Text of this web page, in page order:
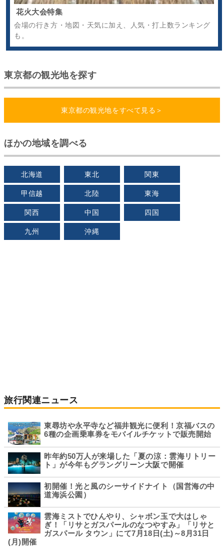
花火大会特集
会場の行き方・地図・天気に加え、人気・打上数ランキング
も。
東京都の観光地を探す
東京都の観光地をすべて見る＞
ほかの地域を調べる
北海道 東北 関東
甲信越 北陸 東海
関西 中国 四国
九州 沖縄
旅行関連ニュース
東尋坊や永平寺など福井観光に便利！京福バスの
6種の企画乗車券をモバイルチケットで販売開始
昨年約50万人が来場した「夏の涼：雲海リトリー
ト」が今年もグラングリーン大阪で開催
初開催！光と風のシーサイドナイト（国営海の中
道海浜公園）
雲海ミストでひんやり、シャボン玉で大はしゃ
ぎ！「リサとガスパールのなつやすみ」「リサと
ガスパール タウン」にて7月18日(土)～8月31日
(月)開催